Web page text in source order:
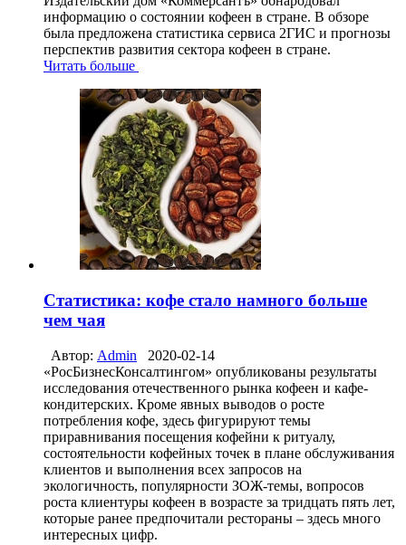
информацию о состоянии кофеен в стране. В обзоре
была предложена статистика сервиса 2ГИС и прогнозы
перспектив развития сектора кофеен в стране.
Читать больше
Статистика: кофе стало намного больше
чем чая
Автор: Admin
2020-02-14
«РосБизнесКонсалтингом» опубликованы результаты
исследования отечественного рынка кофеен и кафе-
кондитерских. Кроме явных выводов о росте
потребления кофе, здесь фигурируют темы
приравнивания посещения кофейни к ритуалу,
состоятельности кофейных точек в плане обслуживания
клиентов и выполнения всех запросов на
экологичность, популярности ЗОЖ-темы, вопросов
роста клиентуры кофеен в возрасте за тридцать пять лет,
которые ранее предпочитали рестораны – здесь много
интересных цифр.